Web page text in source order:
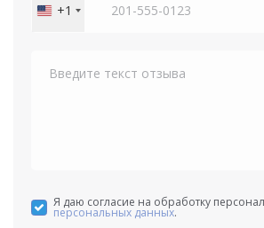
United
+1
Я даю согласие на обработку
персональных данных.